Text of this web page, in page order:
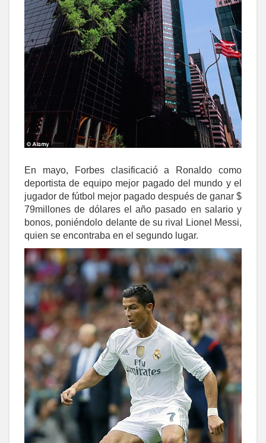
En mayo, Forbes clasificació a Ronaldo como
deportista de equipo mejor pagado del mundo y el
jugador de fútbol mejor pagado después de ganar $
79millones de dólares el año pasado en salario y
bonos, poniéndolo delante de su rival Lionel Messi,
quien se encontraba en el segundo lugar.